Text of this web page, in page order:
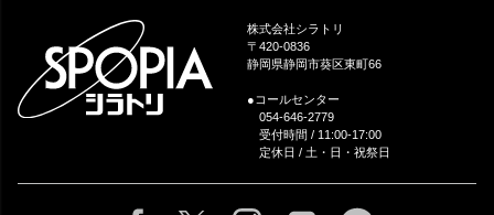
株式会社シラトリ
〒420-0836
静岡県静岡市葵区東町66
●コールセンター
054-646-2779
受付時間 / 11:00-17:00
定休日 / 土・日・祝祭日